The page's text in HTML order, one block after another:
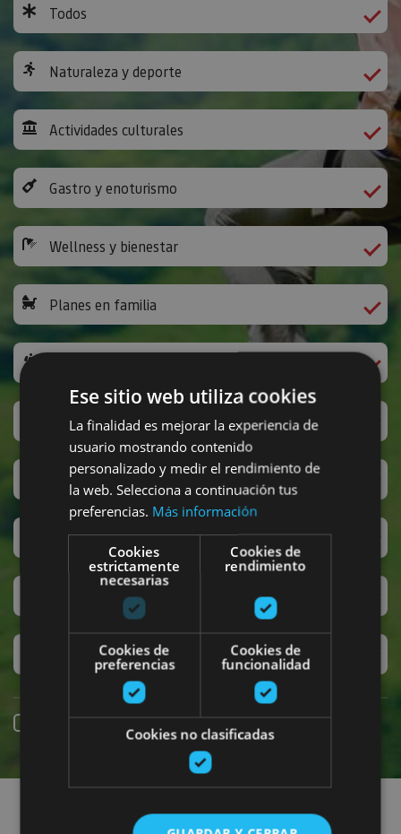
Todos
Naturaleza y deporte
Actividades culturales
Gastro y enoturismo
Wellness y bienestar
Planes en familia
Ocio y diversión
San Fermín
Accesibilidad
Turismo regenerativo
Experiencias exclusivas
Reserva online
Encuentra planes
Ese sitio web utiliza cookies
La finalidad es mejorar la experiencia de
usuario mostrando contenido
personalizado y medir el rendimiento de
la web. Selecciona a continuación tus
preferencias. Más información
Cookies
estrictamente
necesarias
Cookies de
rendimiento
Cookies de
preferencias
Cookies de
funcionalidad
Cookies no clasificadas